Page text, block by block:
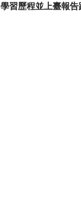
學習歷程並上臺報告